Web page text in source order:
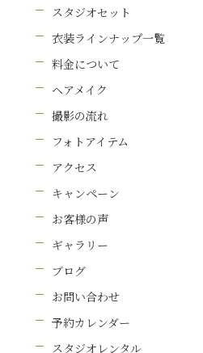
スタジオセット
衣装ラインナップ一覧
料金について
ヘアメイク
撮影の流れ
フォトアイテム
アクセス
キャンペーン
お客様の声
ギャラリー
ブログ
お問い合わせ
予約カレンダー
スタジオレンタル